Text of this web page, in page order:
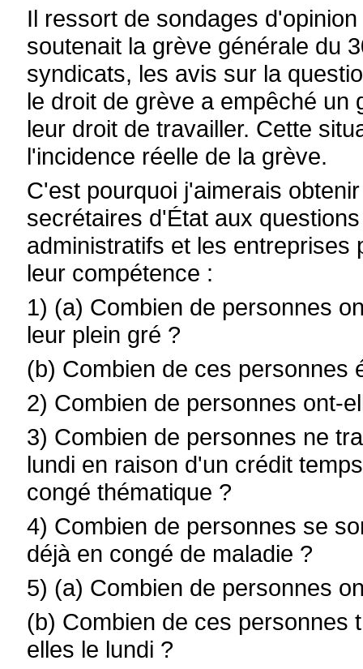
Il ressort de sondages
soutenait la grève générale du
syndicats, les avis sur la
le droit de grève a empêché
leur droit de travailler. Cette
l'incidence réelle de la grève.
C'est pourquoi j'aimerais
secrétaires d'État aux
administratifs et les entreprises
leur compétence :
1) (a) Combien de personnes
leur plein gré ?
(b) Combien de ces personnes
2) Combien de personnes ont-
3) Combien de personnes ne
lundi en raison d'un crédit
congé thématique ?
4) Combien de personnes se
déjà en congé de maladie ?
5) (a) Combien de personnes
(b) Combien de ces personnes
elles le lundi ?